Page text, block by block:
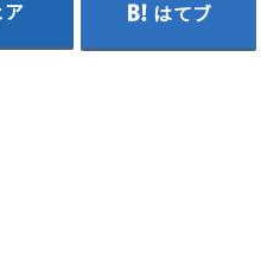
ア はてブ